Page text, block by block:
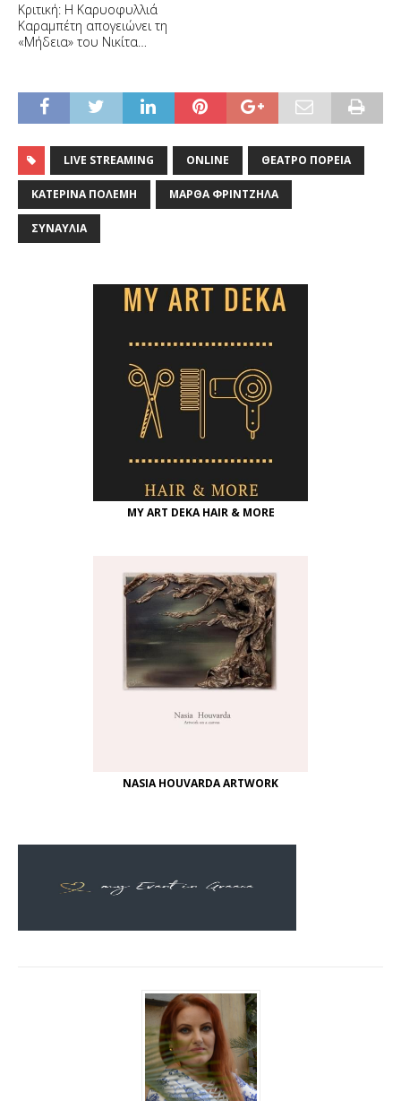
Κριτική: Η Καρυοφυλλιά
Καραμπέτη απογειώνει τη
«Μήδεια» του Νικίτα
LIVE STREAMING ONLINE ΘΈΑΤΡΟ ΠΟΡΕΊΑ
ΚΑΤΕΡΊΝΑ ΠΟΛΈΜΗ ΜΆΡΘΑ ΦΡΙΝΤΖΉΛΑ
ΣΥΝΑΥΛΊΑ
MY ART DEKA HAIR & MORE
NASIA HOUVARDA ARTWORK